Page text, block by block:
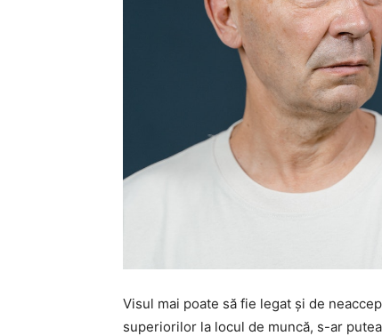
Visul mai poate să fie legat și de
superiorilor la locul de muncă, s-ar